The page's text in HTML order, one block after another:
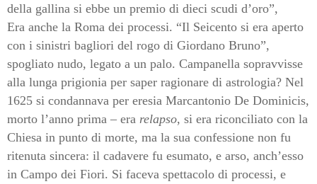
della gallina si ebbe un premio di dieci scudi d’oro”,
Era anche la Roma dei processi. “Il Seicento si era aperto
con i sinistri bagliori del rogo di Giordano Bruno”,
spogliato nudo, legato a un palo. Campanella sopravvisse
alla lunga prigionia per saper ragionare di astrologia? Nel
1625 si condannava per eresia Marcantonio De Dominicis,
morto l’anno prima – era relapso, si era riconciliato con la
Chiesa in punto di morte, ma la sua confessione non fu
ritenuta sincera: il cadavere fu esumato, e arso, anch’esso
in Campo dei Fiori. Si faceva spettacolo di processi, e